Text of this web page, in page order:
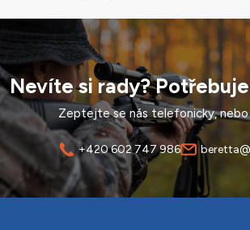
ý
p
i
s
u
Nevíte si rady?
Zeptejte se nás telefonicky,
+420 602 747 986